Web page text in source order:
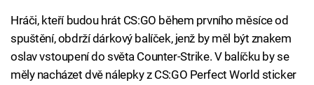
Hráči, kteří budou hrát CS:GO během prvního měsíce od
spuštění, obdrží dárkový balíček, jenž by měl být znakem
oslav vstoupení do světa Counter-Strike. V balíčku by se
měly nacházet dvě nálepky z CS:GO Perfect World sticker